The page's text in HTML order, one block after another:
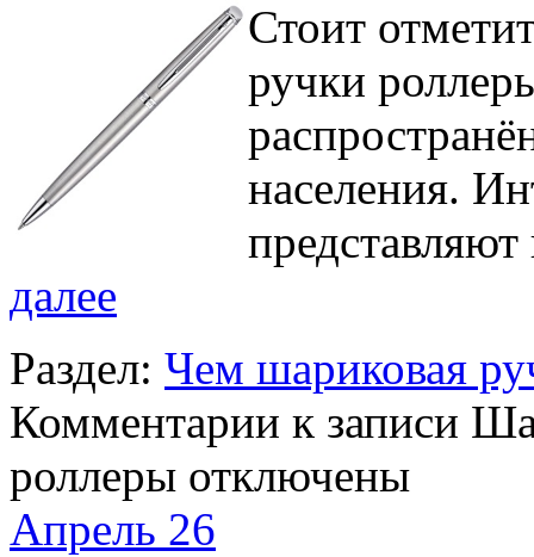
Стоит
ручки
населения.
далее
Раздел: Чем шариковая
Комментарии к записи
роллеры отключены
Апрель 26